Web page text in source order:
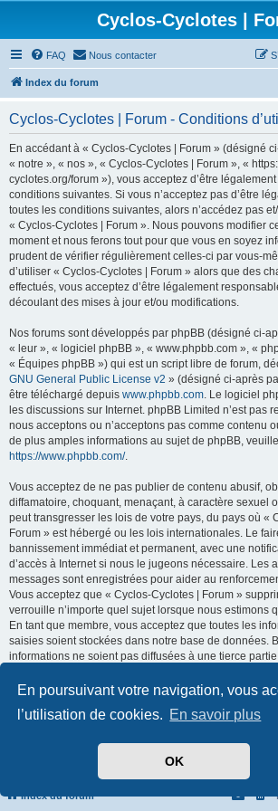
En poursuivant votre navigation, vous
l’utilisation de cookies. En savoir plus
OK
Cyclos-Cyclotes |
FAQ Nous contacter
Index du forum
Cyclos-Cyclotes | Forum - Conditions
En accédant à « Cyclos-Cyclotes | Forum » (désigné
« notre », « nos », « Cyclos-Cyclotes | Forum », «
cyclotes.org/forum »), vous acceptez d’être
conditions suivantes. Si vous n’acceptez pas d’être
toutes les conditions suivantes, alors n’accédez pas
« Cyclos-Cyclotes | Forum ». Nous pouvons modifier
moment et nous ferons tout pour que vous en soyez
prudent de vérifier régulièrement celles-ci par vous-
d’utiliser « Cyclos-Cyclotes | Forum » alors que des
effectués, vous acceptez d’être légalement
découlant des mises à jour et/ou modifications.
Nos forums sont développés par phpBB (désigné ci-
« leur », « logiciel phpBB », « www.phpbb.com », «
« Équipes phpBB ») qui est un script libre de forum,
GNU General Public License v2 » (désigné ci-après
être téléchargé depuis www.phpbb.com. Le logiciel
les discussions sur Internet. phpBB Limited n’est pas
nous acceptons ou n’acceptons pas comme contenu
de plus amples informations au sujet de phpBB,
https://www.phpbb.com/.
Vous acceptez de ne pas publier de contenu abusif,
diffamatoire, choquant, menaçant, à caractère sexuel
peut transgresser les lois de votre pays, du pays où «
Forum » est hébergé ou les lois internationales. Le
bannissement immédiat et permanent, avec une
d’accès à Internet si nous le jugeons nécessaire. Les
messages sont enregistrées pour aider au
Vous acceptez que « Cyclos-Cyclotes | Forum »
verrouille n’importe quel sujet lorsque nous estimons
En tant que membre, vous acceptez que toutes les
saisies soient stockées dans notre base de données.
informations ne soient pas diffusées à une tierce
consentement, ni « Cyclos-Cyclotes | Forum », ni
comme responsables en cas de tentative de piratage
Index du forum
Développé parphpBB® Forum Software ©
Traduit par
Confidentialité|Conditions